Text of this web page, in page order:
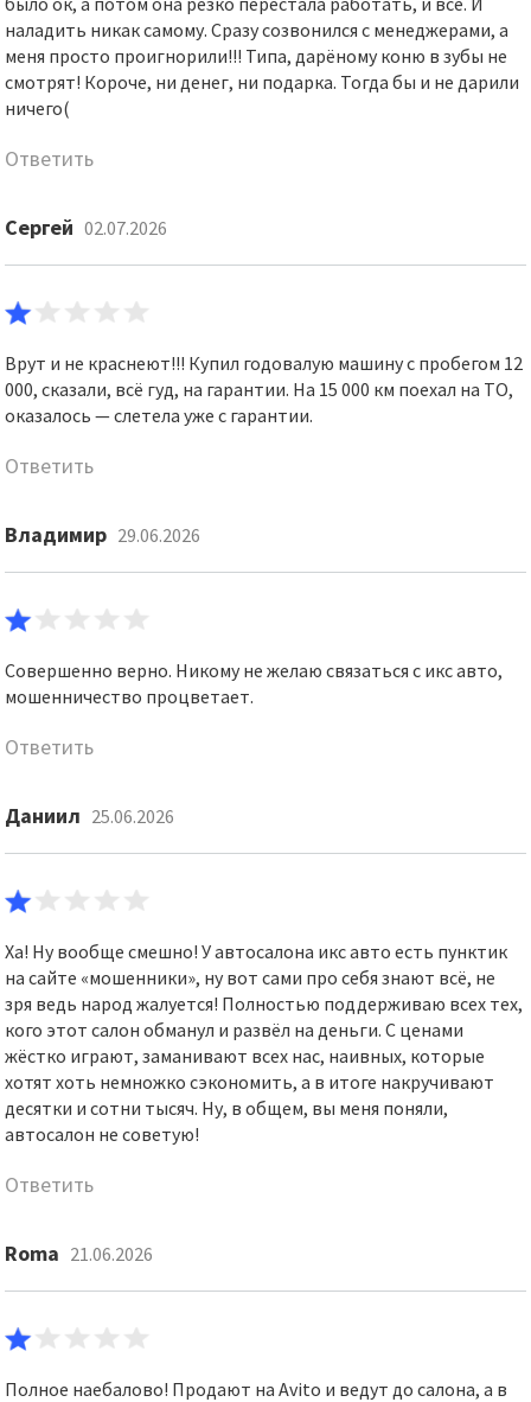
наладить никак самому. Сразу созвонился с менеджерами, а
меня просто проигнорили!!! Типа, дарёному коню в зубы не
смотрят! Короче, ни денег, ни подарка. Тогда бы и не дарили
ничего(
Ответить
Сергей 02.07.2026
Врут и не краснеют!!! Купил годовалую машину с пробегом 12
000, сказали, всё гуд, на гарантии. На 15 000 км поехал на ТО,
оказалось — слетела уже с гарантии.
Ответить
Владимир 29.06.2026
Совершенно верно. Никому не желаю связаться с икс авто,
мошенничество процветает.
Ответить
Даниил 25.06.2026
Ха! Ну вообще смешно! У автосалона икс авто есть пунктик
на сайте «мошенники», ну вот сами про себя знают всё, не
зря ведь народ жалуется! Полностью поддерживаю всех тех,
кого этот салон обманул и развёл на деньги. С ценами
жёстко играют, заманивают всех нас, наивных, которые
хотят хоть немножко сэкономить, а в итоге накручивают
десятки и сотни тысяч. Ну, в общем, вы меня поняли,
автосалон не советую!
Ответить
Roma 21.06.2026
Полное наебалово! Продают на Avito и ведут до салона, а в